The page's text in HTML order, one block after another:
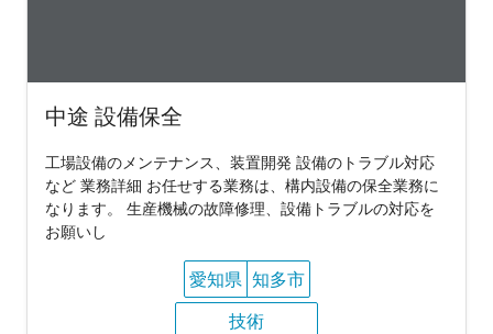
中途 設備保全
工場設備のメンテナンス、装置開発 設備のトラブル対応
など 業務詳細 お任せする業務は、構内設備の保全業務に
なります。 生産機械の故障修理、設備トラブルの対応を
お願いし
愛知県 知多市
技術